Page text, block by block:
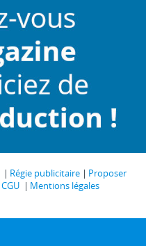
Régie publicitaire
Proposer
CGU
Mentions légales